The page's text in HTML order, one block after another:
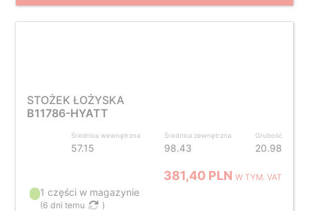
STOŻEK ŁOŻYSKA
B11786-HYATT
Średnica wewnętrzna
57.15
Średnica zewnętrzna
98.43
Grubość
20.98
381,40 PLNW TYM. VAT
1 części w magazynie
(6 dni temu )